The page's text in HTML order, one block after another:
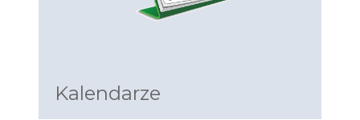
Kalendarze